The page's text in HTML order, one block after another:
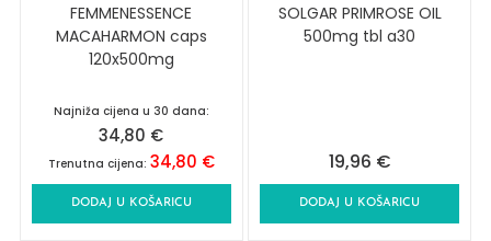
FEMMENESSENCE
MACAHARMON caps
120x500mg
Najniža cijena u 30 dana:
34,80 €
Trenutna cijena: 34,80 €
DODAJ U KOŠARICU
SOLGAR PRIMROSE OIL
500mg tbl a30
19,96 €
DODAJ U KOŠARICU